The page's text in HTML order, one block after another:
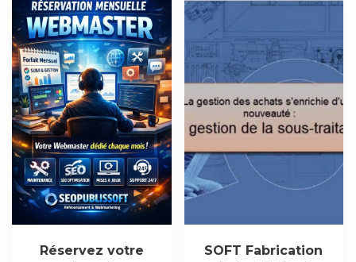
Réservez votre
SOFT Fabrication